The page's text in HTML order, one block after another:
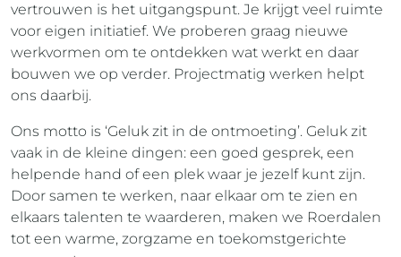
vertrouwen is het uitgangspunt. Je krijgt veel ruimte
voor eigen initiatief. We proberen graag nieuwe
werkvormen om te ontdekken wat werkt en daar
bouwen we op verder. Projectmatig werken helpt
ons daarbij.
Ons motto is ‘Geluk zit in de ontmoeting’. Geluk zit
vaak in de kleine dingen: een goed gesprek, een
helpende hand of een plek waar je jezelf kunt zijn.
Door samen te werken, naar elkaar om te zien en
elkaars talenten te waarderen, maken we Roerdalen
tot een warme, zorgzame en toekomstgerichte